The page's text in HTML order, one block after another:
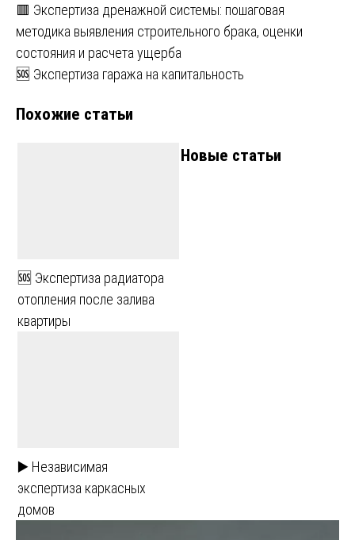
Навигация
по
записям
🟥 Экспертиза дренажной системы: пошаговая
методика выявления строительного брака, оценки
состояния и расчета ущерба
🆘 Экспертиза гаража на капитальность
Похожие статьи
🆘 Экспертиза радиатора
отопления после залива
квартиры
▶️ Независимая
экспертиза каркасных
домов
Новые статьи